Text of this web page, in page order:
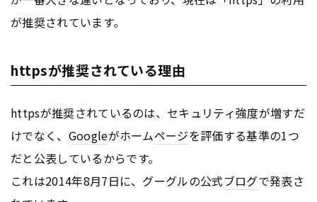
が推奨されています。
httpsが推奨されている理由
httpsが推奨されているのは、セキュリティ強度が増すだ
けでなく、 Googleがホームページを評価する基準の1つ
だと公表しているからです。
これは2014年8月7日に、グーグルの公式ブログで発表さ